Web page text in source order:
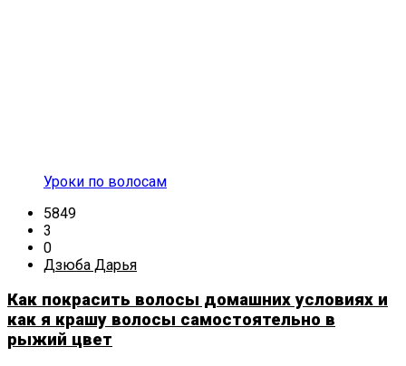
Уроки по волосам
5849
3
0
Дзюба Дарья
Как покрасить волосы домашних условиях и
как я крашу волосы самостоятельно в
рыжий цвет